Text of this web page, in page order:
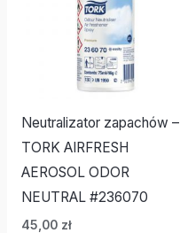
Neutralizator zapachów –
TORK AIRFRESH
AEROSOL ODOR
NEUTRAL #236070
45,00 zł